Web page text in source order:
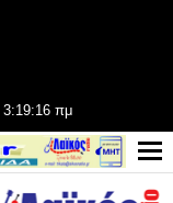
3:19:18 πμ